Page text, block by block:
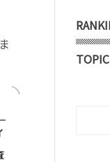
TOPIC